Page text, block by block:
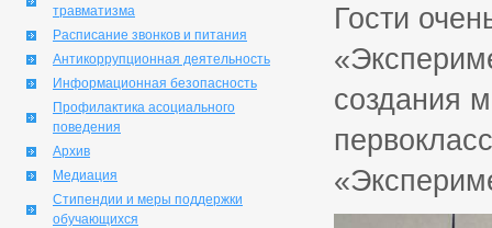
травматизма
Расписание звонков и питания
Антикоррупционная деятельность
Информационная безопасность
Профилактика асоциального
поведения
Архив
Медиация
Стипендии и меры поддержки
обучающихся
Гости
создания